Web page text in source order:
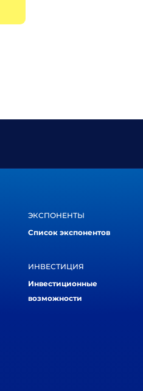
ЭКСПОНЕНТЫ
Список экспонентов
ИНВЕСТИЦИЯ
Инвестиционные
возможности